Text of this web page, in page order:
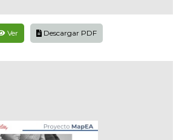
Ver Descargar PDF